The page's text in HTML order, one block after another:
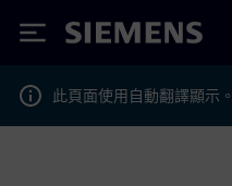
Siemens
此頁面使用自動翻譯顯示。